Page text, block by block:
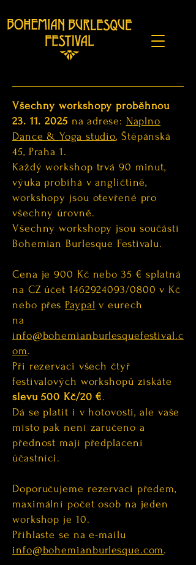
Všechny workshopy proběhnou
23. 11. 2025 na adrese: Naplno
Dance & Yoga studio, Štěpánská
45, Praha 1.
Každý workshop trvá 90 minut,
výuka probíhá v angličtině,
workshopy jsou otevřené pro
všechny úrovně.
Všechny workshopy jsou součástí
Bohemian Burlesque Festivalu.
Cena je 900 Kč nebo 35 € splatná
na CZ účet 1462924093/0800 v Kč
nebo přes Paypal v eurech
na
info@bohemianburlesquefestival.c
om.
Při rezervaci všech čtyř
festivalových workshopů získáte
slevu 500 Kč/20 €.
Dá se platit i v hotovosti, ale vaše
místo pak není zaručeno a
přednost mají předplacení
účastníci.
Doporučujeme rezervaci předem,
maximální počet osob na jeden
workshop je 10.
Přihlaste se na e-mailu
info@bohemianburlesque.com.